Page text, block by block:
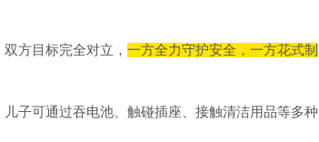
方目标完全对立， 一方全力守护安全，一方花式制
子可通过吞电池、触碰插座、接触清洁用品等多种